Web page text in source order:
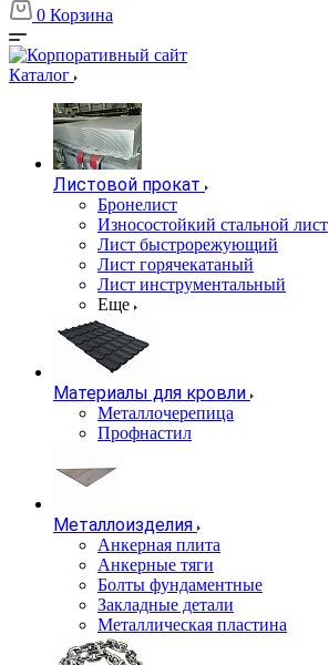
0 Корзина
Каталог
Листовой прокат
Бронелист
Износостойкий стальной лист
Лист быстрорежующий
Лист горячекатаный
Лист инструментальный
Еще
Материалы для кровли
Металлочерепица
Профнастил
Металлоизделия
Анкерная плита
Анкерные тяги
Болты фундаментные
Закладные детали
Металлическая пластина